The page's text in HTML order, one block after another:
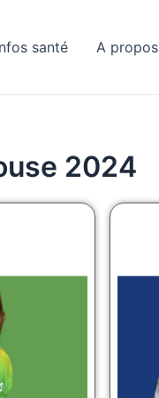
santé A propos
2024